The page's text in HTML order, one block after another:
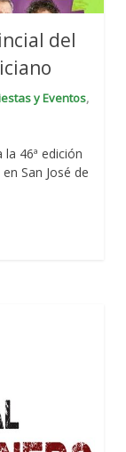
del
y Eventos,
46ª edición
San José de